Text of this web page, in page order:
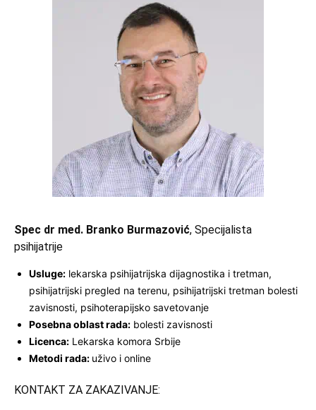
Spec dr med. Branko Burmazović, Specijalista
psihijatrije
Usluge: lekarska psihijatrijska dijagnostika i tretman,
psihijatrijski pregled na terenu, psihijatrijski tretman bolesti
zavisnosti, psihoterapijsko savetovanje
Posebna oblast rada: bolesti zavisnosti
Licenca: Lekarska komora Srbije
Metodi rada: uživo i online
KONTAKT ZA ZAKAZIVANJE: